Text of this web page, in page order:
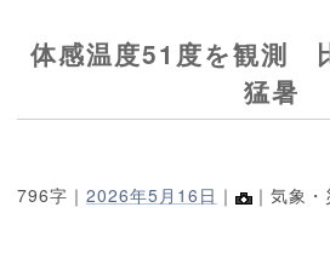
体感温度51度を観測
猛暑
796字｜ 2026年5月16日 ｜ ｜気象